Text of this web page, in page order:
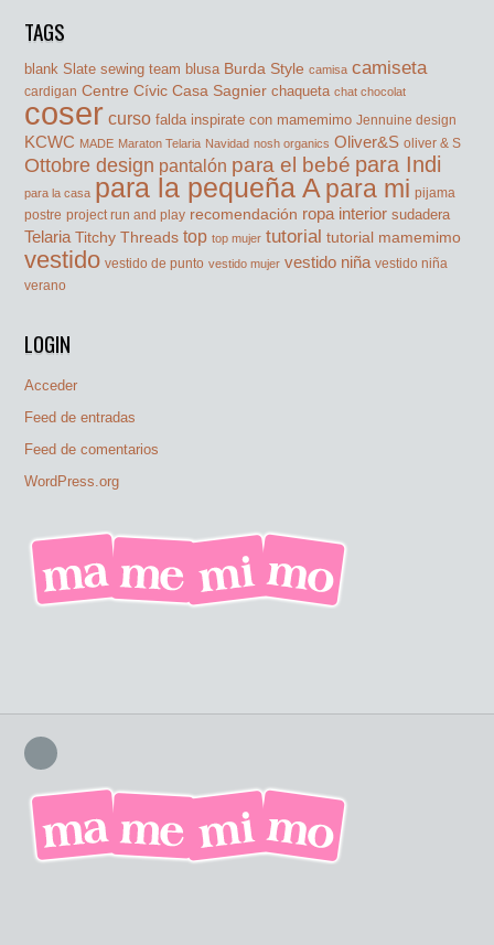
TAGS
blank Slate sewing team blusa Burda Style camisa camiseta
cardigan Centre Cívic Casa Sagnier chaqueta chat chocolat
coser curso falda inspirate con mamemimo Jennuine design
KCWC MADE Maraton Telaria Navidad nosh organics Oliver&S oliver & S
Ottobre design pantalón para el bebé para Indi
para la casa para la pequeña A para mi pijama
postre project run and play recomendación ropa interior sudadera
Telaria Titchy Threads top top mujer tutorial tutorial mamemimo
vestido vestido de punto vestido mujer vestido niña vestido niña
verano
LOGIN
Acceder
Feed de entradas
Feed de comentarios
WordPress.org